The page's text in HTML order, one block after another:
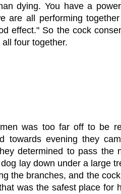
dying. You have a
are all performing
effect." So the cock
four together.
was too far off to be
towards evening they
determined to pass the
lay down under a large
the branches, and the
was the safest place for